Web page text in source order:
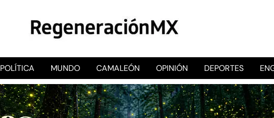
RegeneraciónMX
Sitio de noticias libre e independiente
POLÍTICA MUNDO CAMALEÓN OPINIÓN DEPORTES